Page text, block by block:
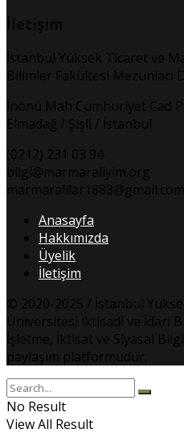
İletişim
İstanbul Yüksek Ticaret ve
Bilimler Fakültesi Mezunları
İnönü Mah Cumhuriyet Cad
Elmadağ / Şişli / İstanbul
(0212) 231 03 94
bilgi@marmaraliyim.org
marmaralilar1883@gmail.com
Anasayfa
Hakkımızda
Üyelik
İletişim
© 2020-2025 / İstanbul
Üniversitesi İktisadi ve İdari
İşletme, İktisat ve Siyasal
paylaşım platformudur.
No Result
View All Result